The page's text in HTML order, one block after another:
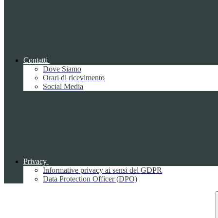
Contatti
Dove Siamo
Orari di ricevimento
Social Media
Privacy
Informative privacy ai sensi del GDPR
Data Protection Officer (DPO)